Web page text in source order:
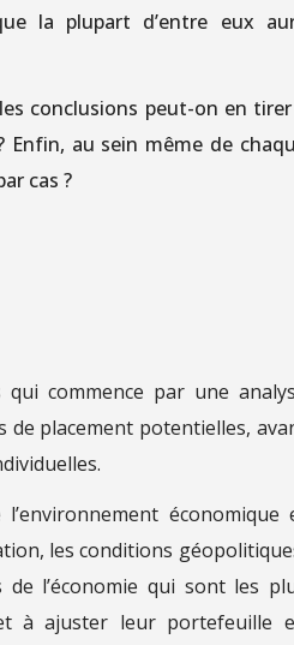
la plupart d’entre eux
conclusions peut-on en
au sein même de
cas ?
commence par une
placement potentielles,
économique
les conditions
l’économie qui sont les
à ajuster leur portefeuille